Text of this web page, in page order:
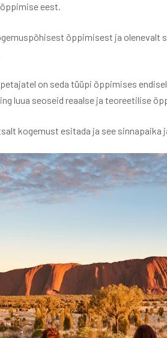
eest.
õppimisest ja olenevalt
on seda tüüpi õppimises
luua seoseid reaalse ja teoreetilise
kogemust esitada ja see sinnapaika